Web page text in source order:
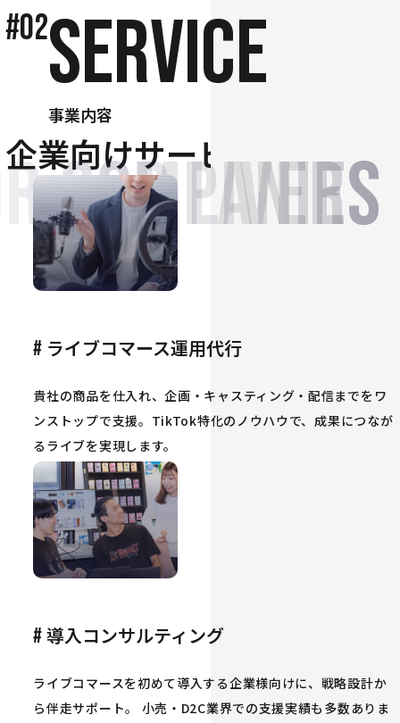
#02SERVICE
事業内容
企業向けサービス
companies
# ライブコマース運用代行
貴社の商品を仕入れ、企画・キャスティング・配信までをワ
ンストップで支援。TikTok特化のノウハウで、成果につなが
るライブを実現します。
#導入コンサルティング
ライブコマースを初めて導入する企業様向けに、戦略設計か
ら伴走サポート。 小売・D2C業界での支援実績も多数ありま
FOR LIVERS